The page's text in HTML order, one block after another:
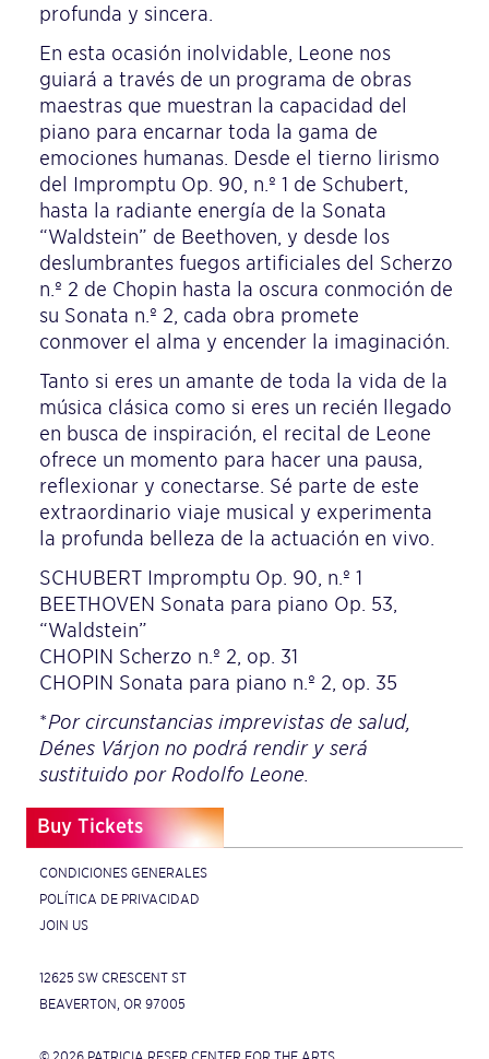
profunda y sincera.
En esta ocasión inolvidable, Leone nos
guiará a través de un programa de obras
maestras que muestran la capacidad del
piano para encarnar toda la gama de
emociones humanas. Desde el tierno lirismo
del Impromptu Op. 90, n.º 1 de Schubert,
hasta la radiante energía de la Sonata
“Waldstein” de Beethoven, y desde los
deslumbrantes fuegos artificiales del Scherzo
n.º 2 de Chopin hasta la oscura conmoción de
su Sonata n.º 2, cada obra promete
conmover el alma y encender la imaginación.
Tanto si eres un amante de toda la vida de la
música clásica como si eres un recién llegado
en busca de inspiración, el recital de Leone
ofrece un momento para hacer una pausa,
reflexionar y conectarse. Sé parte de este
extraordinario viaje musical y experimenta
la profunda belleza de la actuación en vivo.
SCHUBERT Impromptu Op. 90, n.º 1
BEETHOVEN Sonata para piano Op. 53,
“Waldstein”
CHOPIN Scherzo n.º 2, op. 31
CHOPIN Sonata para piano n.º 2, op. 35
*Por circunstancias imprevistas de salud,
Dénes Várjon no podrá rendir y será
sustituido por Rodolfo Leone.
Buy Tickets
CONDICIONES GENERALES
POLÍTICA DE PRIVACIDAD
JOIN US
12625 SW CRESCENT ST
BEAVERTON, OR 97005